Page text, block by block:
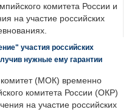
комитета России и
на участие российских
участия российских
нужные ему гарантии
(МОК) временно
комитета России (ОКР)
на участие российских